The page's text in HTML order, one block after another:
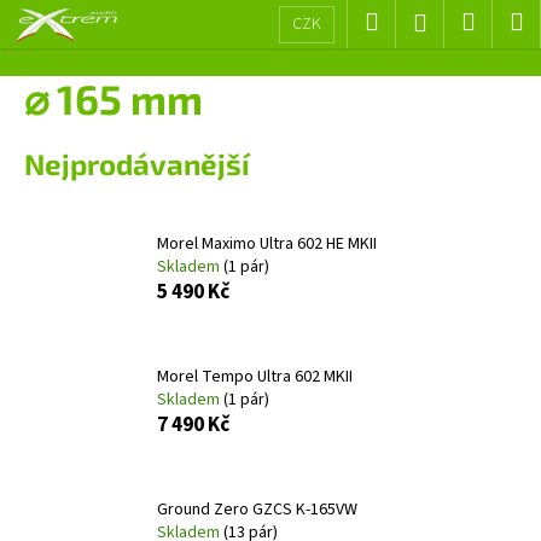
Přejít
CZK Hledat Přihlášení
košík
⌀ 165 mm
Nejprodávanější
Morel Maximo Ultra 602 HE MKII
Skladem (1 pár)
5 490 Kč
Morel Tempo Ultra 602 MKII
Skladem (1 pár)
7 490 Kč
Ground Zero GZCS K-165VW
Skladem (13 pár)
š
o